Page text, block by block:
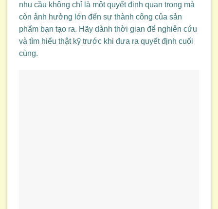
nhu cầu không chỉ là một quyết định quan trọng mà
còn ảnh hưởng lớn đến sự thành công của sản
phẩm bạn tạo ra. Hãy dành thời gian để nghiên cứu
và tìm hiểu thật kỹ trước khi đưa ra quyết định cuối
cùng.